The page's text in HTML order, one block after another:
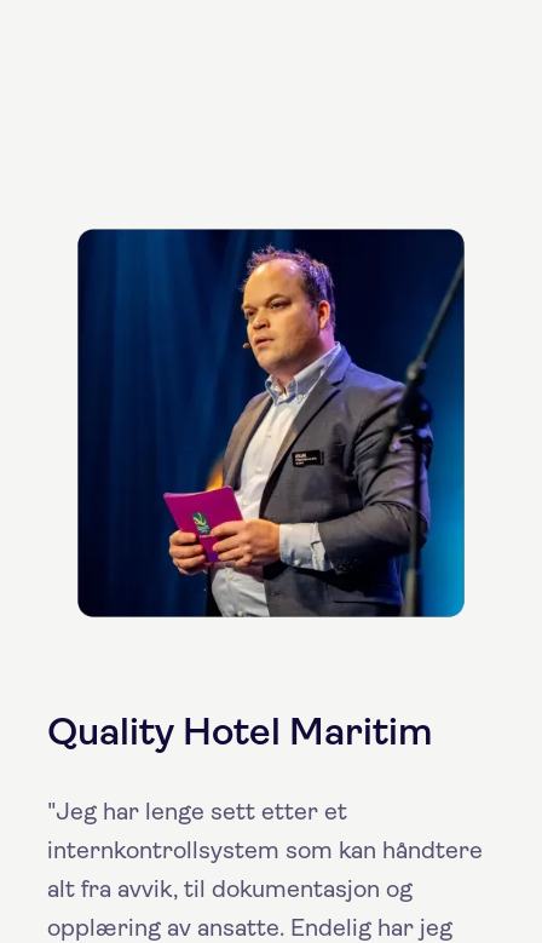
Quality Hotel Maritim
"Jeg har lenge sett etter et
internkontrollsystem som kan håndtere
alt fra avvik, til dokumentasjon og
opplæring av ansatte. Endelig har jeg